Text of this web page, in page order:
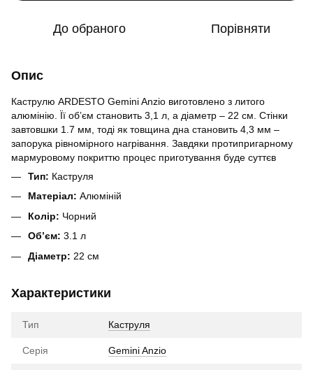
До обраного Порівняти
Опис
Каструлю ARDESTO Gemini Anzio виготовлено з литого
алюмінію. Її об’єм становить 3,1 л, а діаметр – 22 см. Стінки
завтовшки 1.7 мм, тоді як товщина дна становить 4,3 мм –
запорука рівномірного нагрівання. Завдяки протипригарному
мармуровому покриттю процес приготування буде суттєв
Тип: Каструля
Матеріал: Алюміній
Колір: Чорний
Обʼєм: 3.1 л
Діаметр: 22 см
Характеристики
Тип Каструля
Серія Gemini Anzio